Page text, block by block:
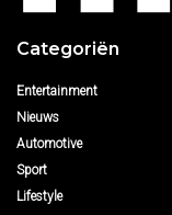
Categoriën
Entertainment
Nieuws
Automotive
Sport
Lifestyle